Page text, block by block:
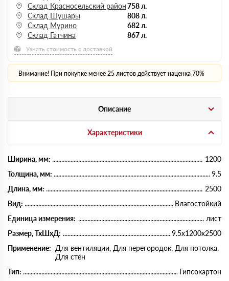
Склад Красносельский район758 л.
Склад Шушары
808 л.
Склад Мурино
682 л.
Склад Гатчина
867 л.
Узнать стоимость с доставкой
Внимание! При покупке менее 25 листов действует наценка 70%
Описание
Характеристики
Ширина, мм:
1200
Толщина, мм:
9.5
Длина, мм:
2500
Вид:
Влагостойкий
Единица измерения:
лист
Размер, ТхШхД:
9.5x1200x2500
Применение: Для вентиляции, Для перегородок, Для потолка,
Для стен
Тип:
Гипсокартон